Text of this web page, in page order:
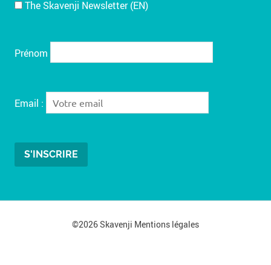
The Skavenji Newsletter (EN)
Prénom
Email :
©2026 Skavenji Mentions légales